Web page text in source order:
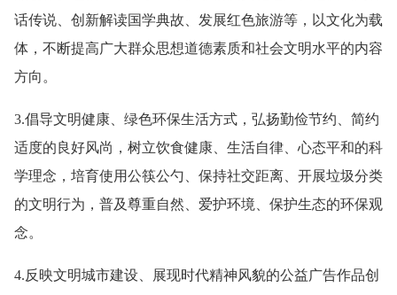
话传说、创新解读国学典故、发展红色旅游等，以文化为载
体，不断提高广大群众思想道德素质和社会文明水平的内容
方向。
3.倡导文明健康、绿色环保生活方式，弘扬勤俭节约、简约
适度的良好风尚，树立饮食健康、生活自律、心态平和的科
学理念，培育使用公筷公勺、保持社交距离、开展垃圾分类
的文明行为，普及尊重自然、爱护环境、保护生态的环保观
念。
4.反映文明城市建设、展现时代精神风貌的公益广告作品创